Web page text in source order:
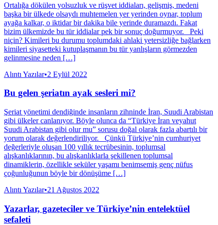
Ortalığa dökülen yolsuzluk ve rüşvet iddiaları, gelişmiş, medeni
başka bir ülkede olsaydı muhtemelen yer yerinden oynar, toplum
ayağa kalkar, o iktidar bir dakika bile yerinde duramazdı. Fakat
bizim ülkemizde bu tür iddialar pek bir sonuç doğurmuyor. Peki
niçin? Kimileri bu durumu toplumdaki ahlaki yetersizliğe bağlarken
kimileri siyasetteki kutuplaşmanın bu tür yanlışların görmezden
gelinmesine neden […]
Alıntı Yazılar•2 Eylül 2022
Bu gelen şeriatın ayak sesleri mi?
Şeriat yönetimi dendiğinde insanların zihninde İran, Suudi Arabistan
gibi ülkeler canlanıyor. Böyle olunca da “Türkiye İran veyahut
Suudi Arabistan gibi olur mu” sorusu doğal olarak fazla abartılı bir
yorum olarak değerlendiriliyor. Çünkü Türkiye’nin cumhuriyet
değerleriyle oluşan 100 yıllık tecrübesinin, toplumsal
alışkanlıklarının, bu alışkanlıklarla şekillenen toplumsal
dinamiklerin, özellikle seküler yaşamı benimsemiş genç nüfus
çoğunluğunun böyle bir dönüşüme […]
Alıntı Yazılar•21 Ağustos 2022
Yazarlar, gazeteciler ve Türkiye’nin entelektüel
sefaleti